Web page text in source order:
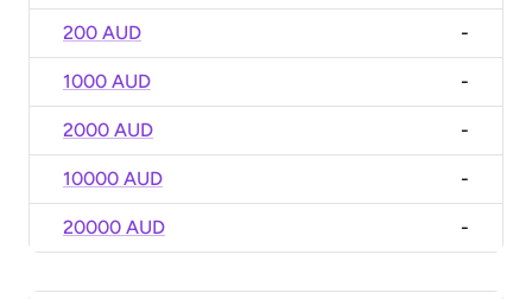
200 AUD -
1000 AUD -
2000 AUD -
10000 AUD -
20000 AUD -